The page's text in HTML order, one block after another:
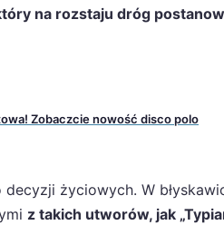
na rozstaju dróg
Zobaczcie nowość disco polo
życiowych. W
z takich utworów, jak